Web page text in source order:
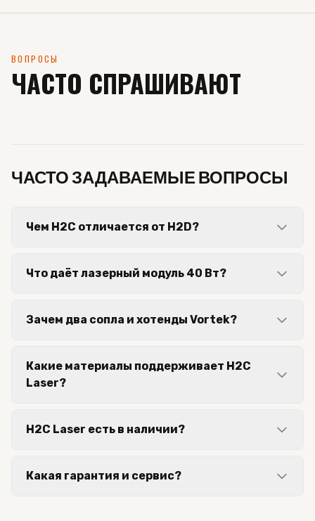
ВОПРОСЫ
ЧАСТО СПРАШИВАЮТ
ЧАСТО ЗАДАВАЕМЫЕ ВОПРОСЫ
Чем H2C отличается от H2D?
Что даёт лазерный модуль 40 Вт?
Зачем два сопла и хотенды Vortek?
Какие материалы поддерживает H2C
Laser?
H2C Laser есть в наличии?
Какая гарантия и сервис?